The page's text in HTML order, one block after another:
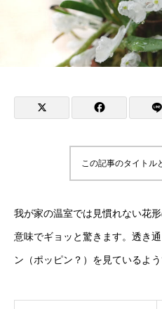
この記事のタイトル
我が家の温室では見慣れない花
意味でギョッと驚きます。透き
ン（ポッピン？）を見ているよう